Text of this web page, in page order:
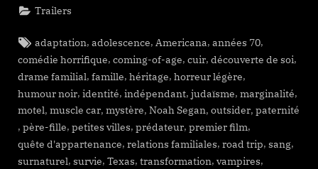
Trailers
Tags:
adaptation,adolescence, Americana,années 70,
comédie horrifique, coming-of-age, cuir, découverte de soi,
drame familial, famille, héritage, horreur légère,
humour noir, identité, indépendant, judaïsme, marginalité,
motel, muscle car, mystère, Noah Segan, outsider, paternité
, père-fille, petites villes, prédateur, premier film,
quête d'appartenance, relations familiales, road trip, sang,
surnaturel, survie, Texas, transformation, vampires,